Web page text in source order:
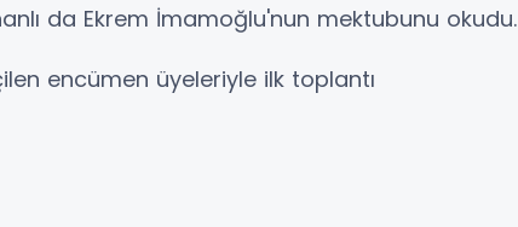
da Ekrem İmamoğlu'nun mektubunu okudu.
encümen üyeleriyle ilk toplantı